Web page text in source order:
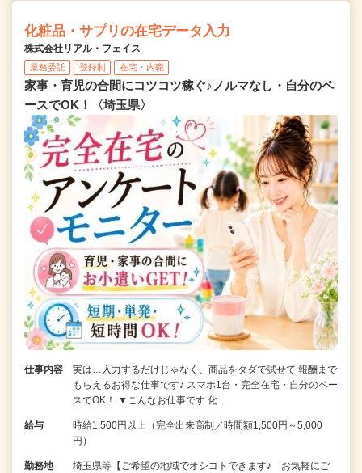
化粧品・サプリの在宅データ入力
株式会社リアル・フェイス
業務委託 登録制 在宅・内職
家事・育児の合間にコツコツ稼ぐ♪ノルマなし・自分のペ
ースでOK！〈埼玉県〉
仕事内容
実は…入力するだけじゃなく、商品をタダで試せて 報酬まで
もらえるお得な仕事です♪ スマホ1台・完全在宅・自分のペー
スでOK！ ▼こんなお仕事です 化…
給与
時給1,500円以上（完全出来高制／時間額1,500円～5,000
円）
勤務地
埼玉県等【ご希望の地域でオシゴトできます♪ お気軽にご